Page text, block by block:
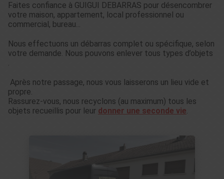
Faites confiance à GUIGUI DEBARRAS pour désencombrer
votre maison, appartement, local professionnel ou
commercial, bureau...
Nous effectuons un débarras complet ou spécifique, selon
votre demande. Nous pouvons enlever tous types d’objets
.
Après notre passage, nous vous laisserons un lieu vide et
propre.
Rassurez-vous, nous recyclons (au maximum) tous les
objets recueillis pour leur donner une seconde vie.